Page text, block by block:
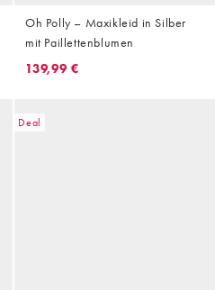
Oh Polly – Maxikleid in Silber
mit Paillettenblumen
139,99 €
Deal